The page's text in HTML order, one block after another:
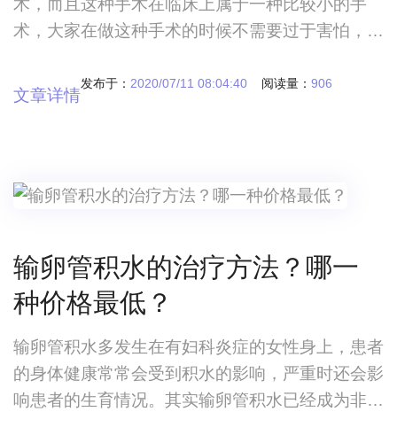
术，而且这种手术在临床上属于一种比较小的手
术，大家在做这种手术的时候不需要过于害怕，如
指征比较关注，毕竟如果能够提前做好手术的话，
征是什么？卵巢囊肿手术有哪些事情要了解？卵巢
发布于： 2020/07/11 08:04:40 阅读量： 906
文章详情
输卵管积水的治疗方法？哪一
种价格最低？
输卵管积水多发生在有妇科炎症的女性身上，患者
的身体健康常常会受到积水的影响，严重时还会影
响患者的生育情况。其实输卵管积水已经成为非常